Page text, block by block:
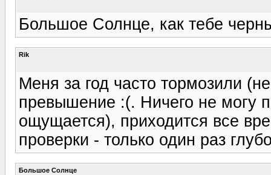
Большое Солнце, как тебе
Rik
Меня за год часто тормозили
превышение :(. Ничего не могу
ощущается), приходится все
проверки - только один раз
Большое Солнце